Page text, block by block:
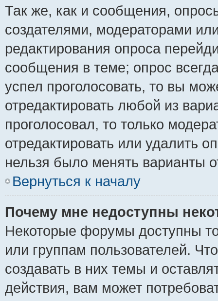
Так же, как и сообщения,
создателями, модераторами
редактирования опроса
сообщения в теме; опрос
успел проголосовать, то вы
отредактировать любой из
проголосовал, то только
отредактировать или удалить
нельзя было менять варианты
Вернуться к началу
Почему мне недоступны
Некоторые форумы доступны
или группам пользователей.
создавать в них темы и
действия, вам может